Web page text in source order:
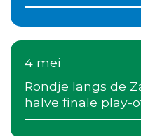
4 mei
Rondje langs de
halve finale play-